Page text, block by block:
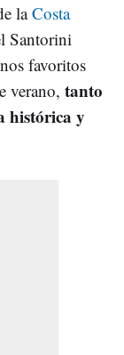
laCosta
Santorini
favoritos
verano, tanto
histórica y